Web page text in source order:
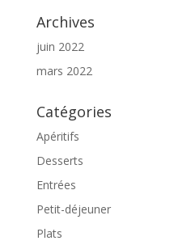
Archives
juin 2022
mars 2022
Catégories
Apéritifs
Desserts
Entrées
Petit-déjeuner
Plats